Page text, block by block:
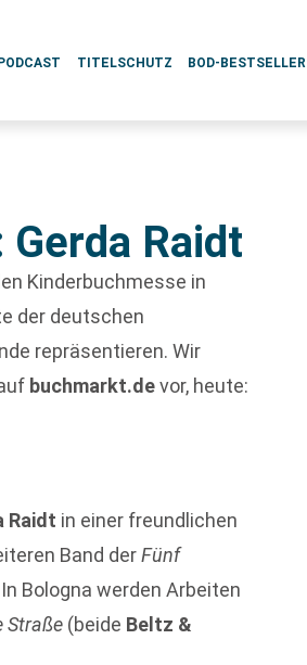
PODCAST TITELSCHUTZ BOD-BESTSELLER
Raidt
Kinderbuchmesse in
der deutschen
repräsentieren. Wir
buchmarkt.devor, heute:
Raidt in einer freundlichen
Band derFünf
Bologna werden Arbeiten
Straße (beide Beltz &